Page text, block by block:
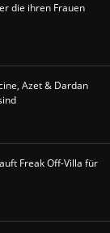
die ihren Frauen
Azet & Dardan
Freak Off-Villa für